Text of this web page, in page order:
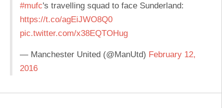
#mufc's travelling squad to face Sunderland:
https://t.co/agEiJWO8Q0
pic.twitter.com/x38EQTOHug
— Manchester United (@ManUtd) February 12,
2016